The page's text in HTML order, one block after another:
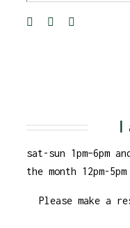
I
sat-sun 1pm–6pm
the month 12pm-5pm
Please make a